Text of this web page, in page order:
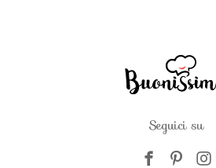
Seguici su